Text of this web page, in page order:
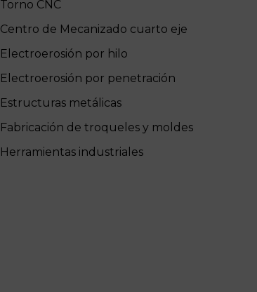
Torno CNC
Centro de Mecanizado cuarto eje
Electroerosión por hilo
Electroerosión por penetración
Estructuras metálicas
Fabricación de troqueles y moldes
Herramientas industriales